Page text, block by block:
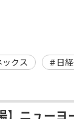
ックス 日
】ニューヨ